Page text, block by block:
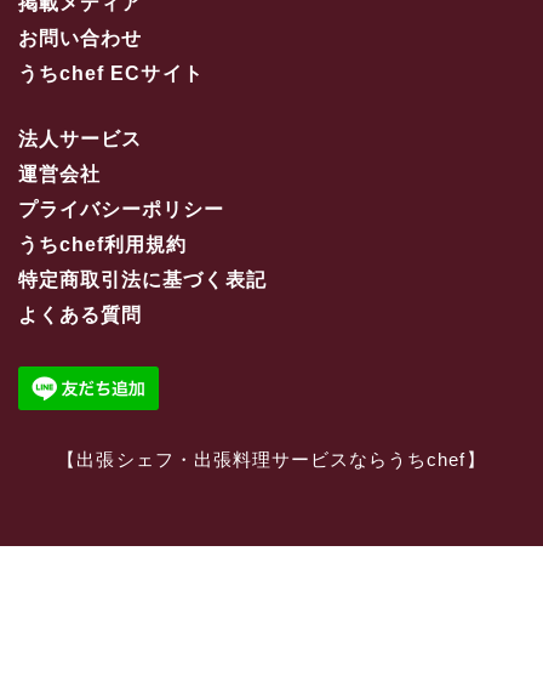
お問い合わせ
うちchef ECサイト
法人サービス
運営会社
プライバシーポリシー
うちchef利用規約
特定商取引法に基づく表記
よくある質問
【 出張シェフ・出張料理サービスならうちchef】